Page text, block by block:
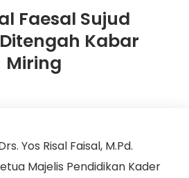
Faesal Sujud
Kabar
Miring
Yos Risal Faisal, M.Pd.
Majelis Pendidikan Kader